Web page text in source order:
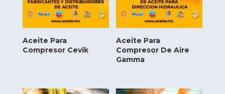
Aceite Para
Compresor Cevik
Aceite Para
Compresor De Aire
Gamma